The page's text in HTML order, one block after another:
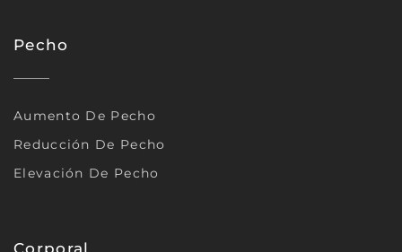
Pecho
Aumento De Pecho
Reducción De Pecho
Elevación De Pecho